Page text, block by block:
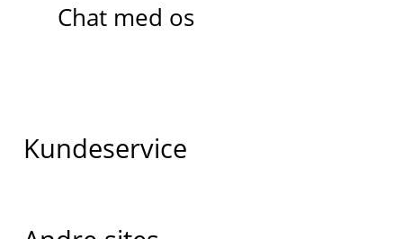
Chat med os
Kundeservice